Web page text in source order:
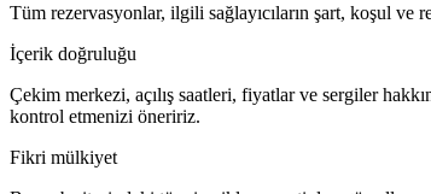
Tüm rezervasyonlar, ilgili sağlayıcıların şart, koşul ve
İçerik doğruluğu
Çekim merkezi, açılış saatleri, fiyatlar ve sergiler
kontrol etmenizi öneririz.
Fikri mülkiyet